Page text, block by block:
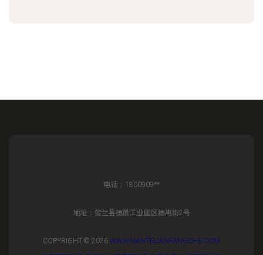
电话：1800909**
地址：贺兰县德胜工业园区德惠街2号
COPYRIGHT © 2026 WWW.NANTELIANFANGCHE.COM